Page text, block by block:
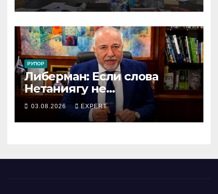
коллективный договор
РУПОР
Либерман: Если слова
Нетаниягу не
предвыборный трюк, пусть
докажет это делом
03.08.2026 EXPERT